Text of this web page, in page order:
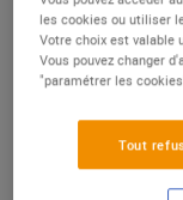
les cookies ou utiliser
Votre choix est valable
Vous pouvez changer
"paramétrer les
Tout